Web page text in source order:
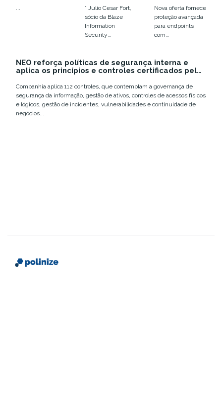
de ataques
ataques
cibernéticos
* Julio Cesar Fort,
sócio da Blaze
Information
Security
cenário pandêmico
que convivemos
segurança
com nova
solução de
defesa e
resposta
Nova oferta fornece
proteção avançada
para endpoints
com
segurança e
gestão centralizada
Embratel [http:...
NEO reforça políticas de segurança interna e
aplica os princípios e controles certificados pela
Companhia aplica 112 controles, que contemplam a governança de
segurança da informação, gestão de ativos, controles de acessos físicos
e lógicos, gestão de incidentes, vulnerabilidades e continuidade de
negócios...